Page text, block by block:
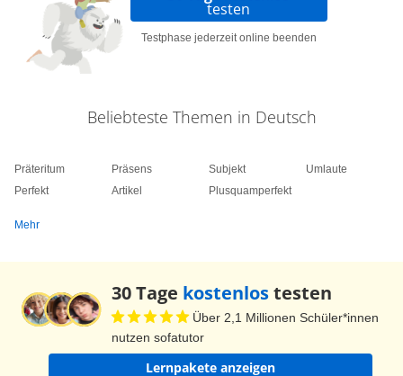
Präpositionen können auch eine Beziehung
beschreiben, wie zum Beispiel die Präpositionen
MIT...GEGEN und FÜR. Konnte Lina Ben finden?
testen
Testphase jederzeit online beenden
Beliebteste Themen in Deutsch
Präteritum
Perfekt
Präsens
Artikel
Subjekt
Plusquamperfekt
Umlaute
Mehr
30 Tage kostenlostesten
Über 2,1 Millionen Schüler*innen
nutzen sofatutor
Lernpakete anzeigen